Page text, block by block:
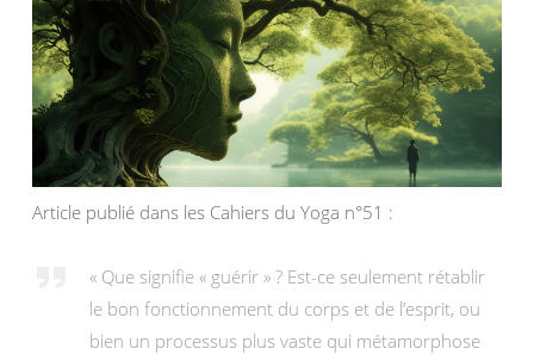
Article publié dans les Cahiers du Yoga n°51 :
« Que signifie « guérir » ? Est-ce seulement rétablir
le bon fonctionnement du corps et de l’esprit, ou
bien un processus plus vaste qui métamorphose